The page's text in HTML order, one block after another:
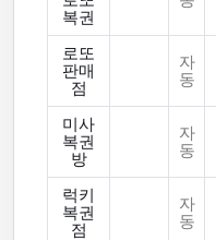
복권
로또
판매
점
자
동
미사
복권
방
자
동
럭키
복권
점
자
동